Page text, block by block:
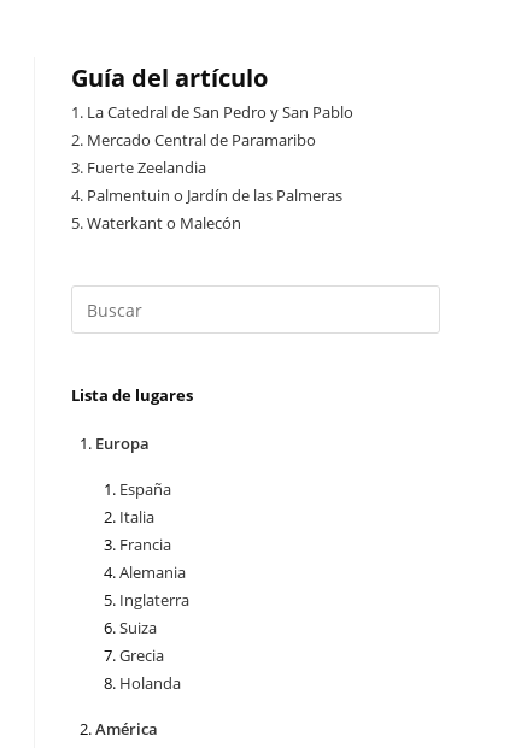
Guía del artículo
1. La Catedral de San Pedro y San Pablo
2. Mercado Central de Paramaribo
3. Fuerte Zeelandia
4. Palmentuin o Jardín de las Palmeras
5.Waterkant o Malecón
Lista de lugares
Europa
España
Italia
Francia
Alemania
Inglaterra
Suiza
Grecia
Holanda
América